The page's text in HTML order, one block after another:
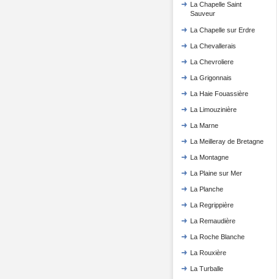
La Chapelle Saint
Sauveur
La Chapelle sur Erdre
La Chevallerais
La Chevroliere
La Grigonnais
La Haie Fouassière
La Limouzinière
La Marne
La Meilleray de Bretagne
La Montagne
La Plaine sur Mer
La Planche
La Regrippière
La Remaudière
La Roche Blanche
La Rouxière
La Turballe